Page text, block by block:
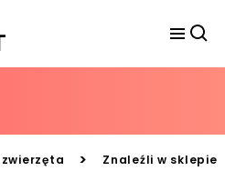
> Znaleźli w sklepie